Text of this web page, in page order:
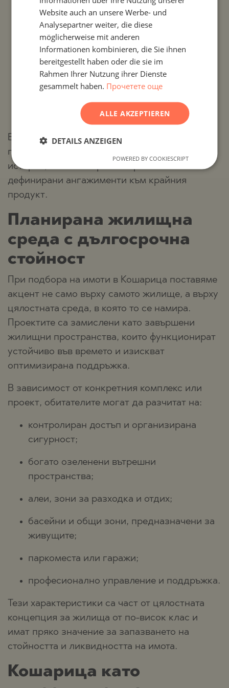
за незабавно ползване;
имоти „на зелено“ , които предоставят
възможност за по-добра входна цена и
гъвкавост при завършването;
самостоятелни и редови къщи,
осигуряващи по-високо ниво на лично
пространство и независимост.
Всеки проект е реализиран от строително-
предприемаческа компания с проверена
история, стабилно финансиране и ясно
дефинирани ангажименти към крайния
продукт.
Планирана жилищна
среда с дългосрочна
стойност
При подбора на имоти в Кошарица поставяме
акцент не само върху самото жилище, а върху
цялостната среда, в която то се намира.
Проектите са замислени като завършени
жилищни пространства, които функционират
устойчиво във времето и изискват
оптимизирана поддръжка.
В зависимост от конкретния комплекс или
проект, обитателите могат да разчитат на:
контролиран достъп и организирана
сигурност;
богато озеленени вътрешни
пространства;
алеи, зони за разходка и отдих;
басейни и общи зони, предназначени за
живущите;
паркоместа или гаражи;
професионално управление и поддръжка.
Тези характеристики са част от цялостната
концепция за жилища от по-висок клас и
имат пряко значение за запазването на
стойността и ликвидността на имота.
Кошарица като
FRENCH
ROMANIAN
Website auch an unsere Werbe- und
Analysepartner weiter, die diese
möglicherweise mit anderen
Informationen kombinieren, die Sie ihnen
bereitgestellt haben oder die sie im
Rahmen Ihrer Nutzung ihrer Dienste
gesammelt haben. Прочетете още
ALLE AKZEPTIEREN
DETAILS ANZEIGEN
POWERED BY COOKIESCRIPT